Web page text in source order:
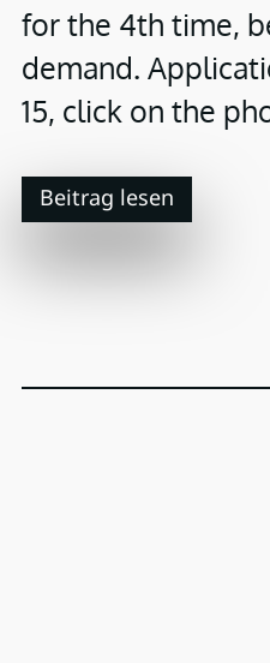
for the 4th time,
demand.
15, click on the
Beitrag lesen